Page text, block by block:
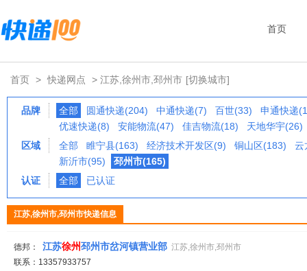
首页
首页 > 快递网点 > 江苏,徐州市,邳州市 [切换城市]
品牌 全部 圆通快递(204) 中通快递(7) 百世(33)
申通快递
优速快递(8)
安能物流(47) 佳吉物流(18)
天地华宇(26)
区域
全部 睢宁县(163) 经济技术开发区(9) 铜山区(183)
云
新沂市(95)
邳州市(165)
认证
全部 已认证
江苏,徐州市,邳州市快递信息
德邦： 江苏徐州邳州市岔河镇营业部 江苏,徐州市,邳州市
联系：13357933757